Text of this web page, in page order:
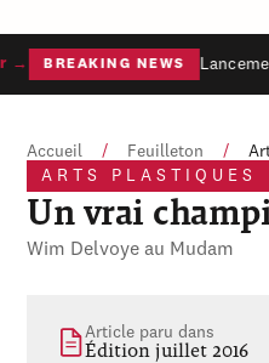
→ BREAKING NEWS
Accueil / Feuilleton /
ARTS PLASTIQUES
Un vrai
Wim Delvoye au Mudam
Article paru dans
Édition juillet 2016